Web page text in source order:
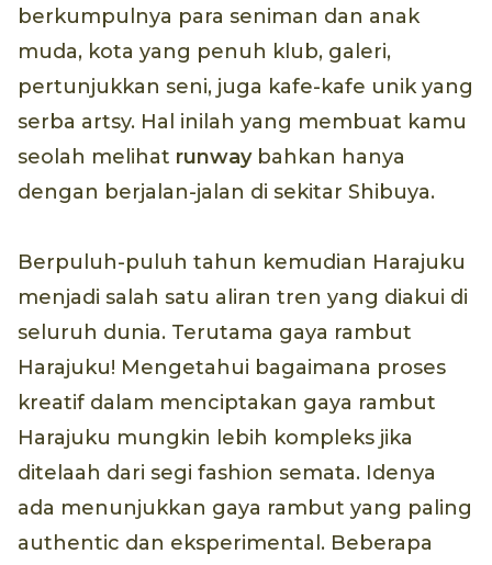
berkumpulnya para seniman dan anak
muda, kota yang penuh klub, galeri,
pertunjukkan seni, juga kafe-kafe unik yang
serba artsy. Hal inilah yang membuat kamu
seolah melihat runway bahkan hanya
dengan berjalan-jalan di sekitar Shibuya.
Berpuluh-puluh tahun kemudian Harajuku
menjadi salah satu aliran tren yang diakui di
seluruh dunia. Terutama gaya rambut
Harajuku! Mengetahui bagaimana proses
kreatif dalam menciptakan gaya rambut
Harajuku mungkin lebih kompleks jika
ditelaah dari segi fashion semata. Idenya
ada menunjukkan gaya rambut yang paling
authentic dan eksperimental. Beberapa